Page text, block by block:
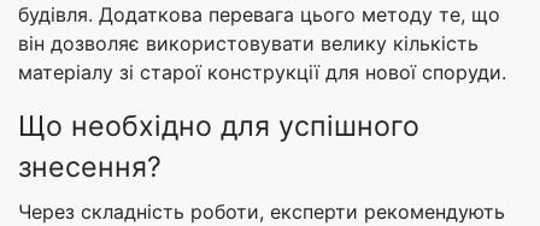
будівля. Додаткова перевага цього методу те, що
він дозволяє використовувати велику кількість
матеріалу зі старої конструкції для нової споруди.
Що необхідно для успішного
знесення?
Через складність роботи, експерти рекомендують